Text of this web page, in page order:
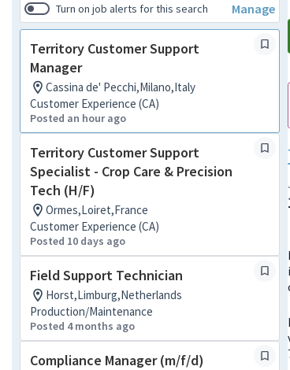
Turn on job alerts for this search
Manage
Territory Customer Support
Manager
Cassina de' Pecchi,Milano,Italy
Customer Experience (CA)
Posted an hour ago
Territory Customer Support
Specialist - Crop Care & Precision
Tech (H/F)
Ormes,Loiret,France
Customer Experience (CA)
Posted 10 days ago
Field Support Technician
Horst,Limburg,Netherlands
Production/Maintenance
Posted 4 months ago
Compliance Manager (m/f/d)